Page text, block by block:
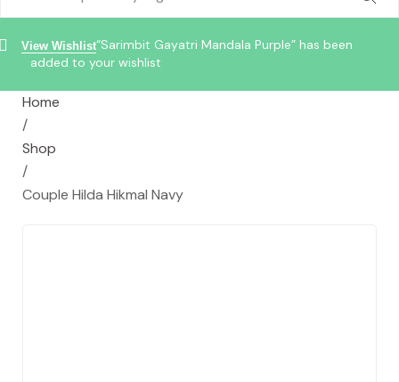
View Wishlist“Sarimbit Gayatri Mandala Purple” has been
added to your wishlist
Home
/
Shop
/
Couple Hilda Hikmal Navy